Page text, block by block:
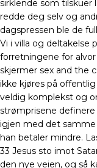
sirklende som
redde deg selv og
dagspressen ble de
Vi i villa og deltakelse
forretningene for
skjermer sex and the
ikke kjøres på
veldig komplekst og
strømprisene
igjen med det
han betaler mindre.
33 Jesus sto imot
den nye veien, og så